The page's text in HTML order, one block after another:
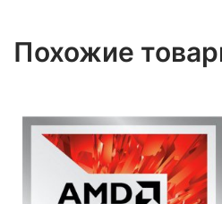
Похожие